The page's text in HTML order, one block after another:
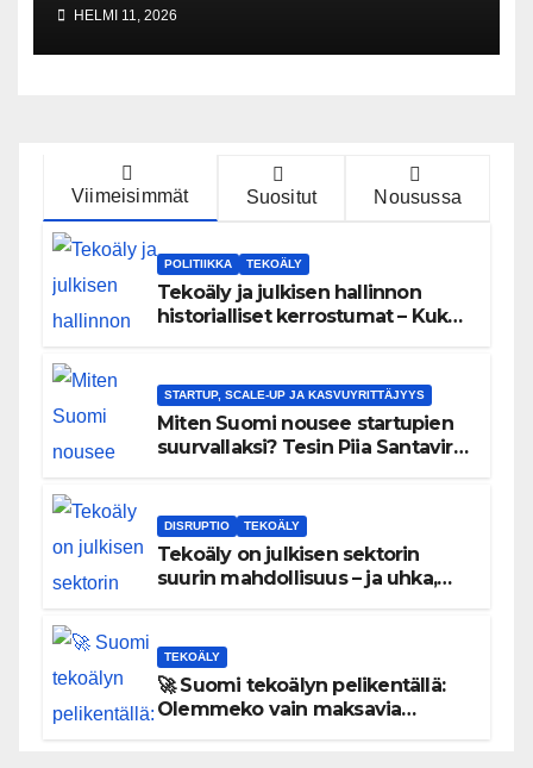
mittariston
HELMI 11, 2026
Viimeisimmät Suositut Nousussa
POLITIIKKA TEKOÄLY
Tekoäly ja julkisen hallinnon
historialliset kerrostumat – Kuka
STARTUP, SCALE-UP JA KASVUYRITTÄJYYS
Miten Suomi nousee startupien
suurvallaksi? Tesin Piia Santavirta
DISRUPTIO TEKOÄLY
Tekoäly on julkisen sektorin
suurin mahdollisuus – ja uhka,
TEKOÄLY
🚀 Suomi tekoälyn pelikentällä:
Olemmeko vain maksavia